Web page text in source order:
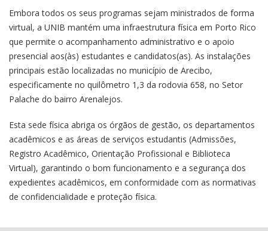
Embora todos os seus programas sejam ministrados de forma
virtual, a UNIB mantém uma infraestrutura física em Porto Rico
que permite o acompanhamento administrativo e o apoio
presencial aos(às) estudantes e candidatos(as). As instalações
principais estão localizadas no município de Arecibo,
especificamente no quilômetro 1,3 da rodovia 658, no Setor
Palache do bairro Arenalejos.
Esta sede física abriga os órgãos de gestão, os departamentos
acadêmicos e as áreas de serviços estudantis (Admissões,
Registro Acadêmico, Orientação Profissional e Biblioteca
Virtual), garantindo o bom funcionamento e a segurança dos
expedientes acadêmicos, em conformidade com as normativas
de confidencialidade e proteção física.